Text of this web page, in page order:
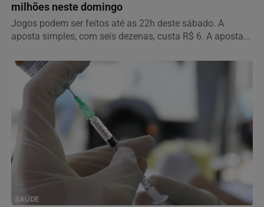
milhões neste domingo
Jogos podem ser feitos até as 22h deste sábado. A
aposta simples, com seis dezenas, custa R$ 6. A aposta...
SAÚDE